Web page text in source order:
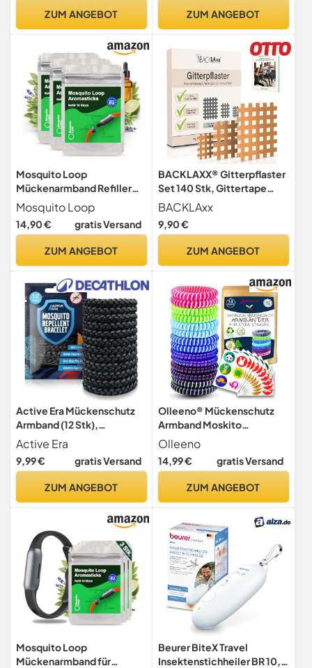
ZUM ANGEBOT
mit verstellbarem
Pellets + 20ml Nachfüllöl)
ZUM ANGEBOT
Mosquito Loop
Mückenarmband Refiller
3er Pack Aromasticks 10
Stk. Aluminiumflachbeutel
Mosquito Loop
14,90 € gratis Versand
ZUM ANGEBOT
BACKLAXX® Gitterpflaster
Set 140 Stk, Gittertape
Akupunkturpflaster Typ abc
BACKLAxx
9,90 €
ZUM ANGEBOT
Active Era Mückenschutz
Armband (12 Stk),
Mückenabwehr Outdoor,
Camping -
Mückenarmband für Kinder
Anti Mücken Schutz,
Schutz, 100% DEET frei -
Schwarz
Active Era
9,99 € gratis Versand
ZUM ANGEBOT
Olleeno® Mückenschutz
Armband Moskito
Insektenschutz Armband
für Outdoor Camping
Wandern Sport Anti
und Erwachsene, Citronella
Stück + 60 Mückenpflaster)
Olleeno
14,99 € gratis Versand
ZUM ANGEBOT
Mosquito Loop
Mückenarmband für
Beurer BiteX Travel
Insektenstichheiler BR 10,